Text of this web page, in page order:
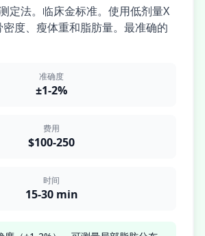
定法。临床金标准。使用低剂量X
度、瘦体重和脂肪量。最准确的
准确度
±1-2%
费用
$100-250
时间
15-30 min